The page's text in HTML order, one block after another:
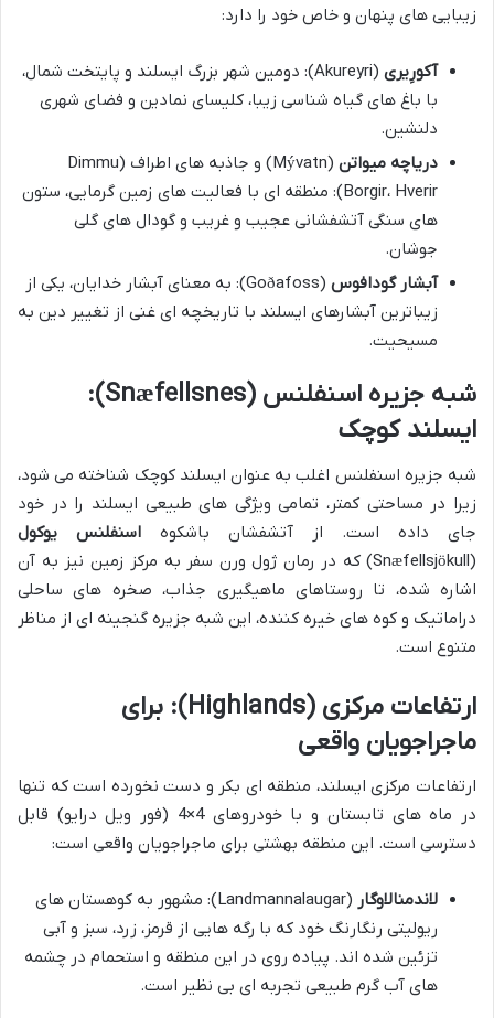
زیبایی های پنهان و خاص خود را دارد:
آکورِیری
(Akureyri): دومین شهر بزرگ ایسلند و پایتخت شمال،
با باغ های گیاه شناسی زیبا، کلیسای نمادین و فضای شهری
دلنشین.
دریاچه میواتن
(Mývatn) و جاذبه های اطراف (Dimmu
Borgir، Hverir): منطقه ای با فعالیت های زمین گرمایی، ستون
های سنگی آتشفشانی عجیب و غریب و گودال های گلی
جوشان.
آبشار گودافوس
(Goðafoss): به معنای آبشار خدایان، یکی از
زیباترین آبشارهای ایسلند با تاریخچه ای غنی از تغییر دین به
مسیحیت.
شبه جزیره اسنفلنس (Snæfellsnes):
ایسلند کوچک
شبه جزیره اسنفلنس اغلب به عنوان ایسلند کوچک شناخته می شود،
زیرا در مساحتی کمتر، تمامی ویژگی های طبیعی ایسلند را در خود
جای داده است. از آتشفشان باشکوه اسنفلنس یوکول
(Snæfellsjökull) که در رمان ژول ورن سفر به مرکز زمین نیز به آن
اشاره شده، تا روستاهای ماهیگیری جذاب، صخره های ساحلی
دراماتیک و کوه های خیره کننده، این شبه جزیره گنجینه ای از مناظر
متنوع است.
ارتفاعات مرکزی (Highlands): برای
ماجراجویان واقعی
ارتفاعات مرکزی ایسلند، منطقه ای بکر و دست نخورده است که تنها
در ماه های تابستان و با خودروهای 4×4 (فور ویل درایو) قابل
دسترسی است. این منطقه بهشتی برای ماجراجویان واقعی است:
لاندمنالاوگار
(Landmannalaugar): مشهور به کوهستان های
ریولیتی رنگارنگ خود که با رگه هایی از قرمز، زرد، سبز و آبی
تزئین شده اند. پیاده روی در این منطقه و استحمام در چشمه
های آب گرم طبیعی تجربه ای بی نظیر است.